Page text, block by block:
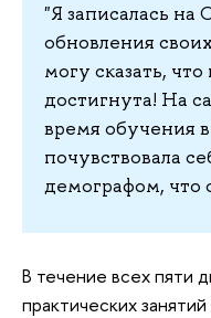
"Я записалась
обновления
могу сказать,
достигнута! На
время обучения
почувствовала
демографом, что
В течение всех пяти
практических